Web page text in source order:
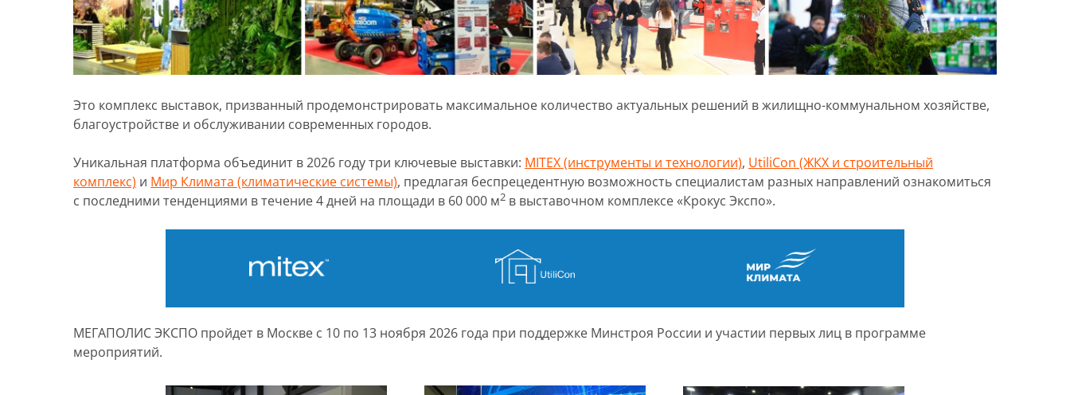
Это комплекс выставок, призванный продемонстрировать максимальное количество актуальных решений в жилищно-коммунальном хозяйстве,
благоустройстве и обслуживании современных городов.
Уникальная платформа объединит в 2026 году три ключевые выставки: MITEX (инструменты и технологии), UtiliCon (ЖКХ и строительный
комплекс) и Мир Климата (климатические системы), предлагая беспрецедентную возможность специалистам разных направлений ознакомиться
с последними тенденциями в течение 4 дней на площади в 60 000 м2 в выставочном комплексе «Крокус Экспо».
МЕГАПОЛИС ЭКСПО пройдет в Москве с 10 по 13 ноября 2026 года при поддержке Минстроя России и участии первых лиц в программе
мероприятий.